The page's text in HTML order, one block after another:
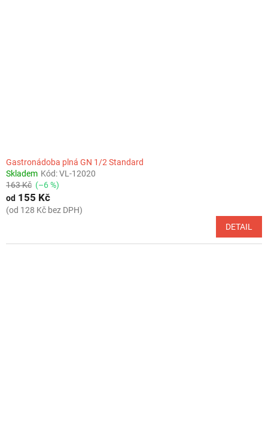
Gastronádoba plná GN 1/2 Standard
Skladem Kód:VL-12020
163 Kč (–6 %)
od 155 Kč
(od 128 Kč bez DPH)
DETAIL